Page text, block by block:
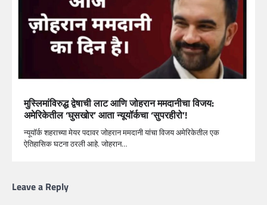
मुस्लिमांविरुद्ध द्वेषाची लाट आणि जोहरान ममदानीचा विजय:
अमेरिकेतील ‘घुसखोर’ आता न्यूयॉर्कचा ‘सुपरहीरो’!
न्यूयॉर्क शहराच्या मेयर पदावर जोहरान ममदानी यांचा विजय अमेरिकेतील एक
ऐतिहासिक घटना ठरली आहे. जोहरान…
Leave a Reply